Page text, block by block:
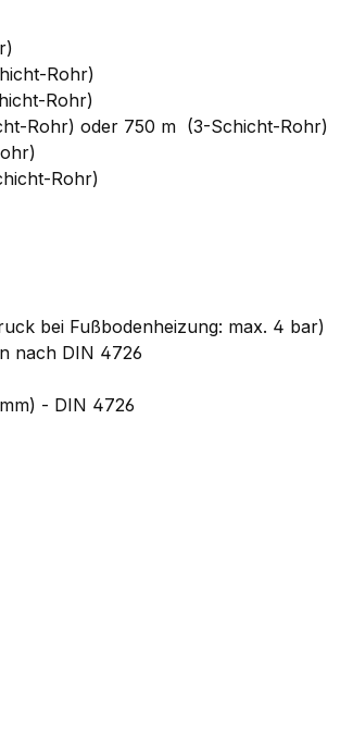
Rohr)
Rohr)
Rohr) oder 750 m (3-Schicht-Rohr)
Rohr)
bei Fußbodenheizung: max. 4 bar)
nach DIN 4726
- DIN 4726